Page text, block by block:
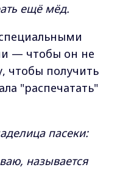
ещё мёд.
— чтобы он не
чтобы получить
"распечатать"
пасеки:
называется